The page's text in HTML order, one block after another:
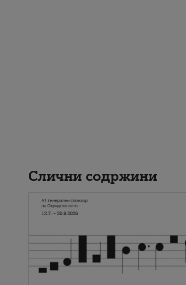
Слични содржини